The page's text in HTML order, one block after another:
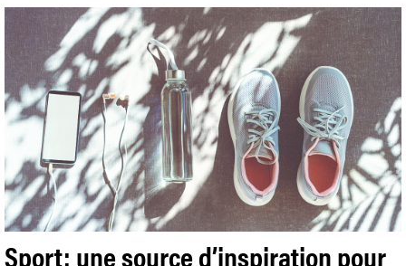
Sport: une source d’inspiration pour